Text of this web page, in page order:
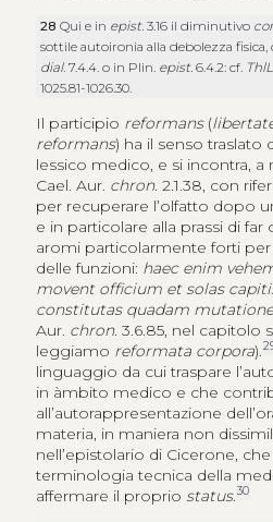
28Qui e in epist. 3.16 il diminutivo
sottile autoironia alla debolezza fisica,
dial.7.4.4. o in Plin. epist. 6.4.2: cf. ThlL
1025.81-1026.30.
Il participio reformans (
reformans) ha il senso traslato
lessico medico, e si incontra,
Cael. Aur. chron. 2.1.38, con
per recuperare l’olfatto dopo
e in particolare alla prassi di far
aromi particolarmente forti
delle funzioni: haec enim
movent officium et solas
constitutas quadam
Aur. chron. 3.6.85, nel capitolo
leggiamo reformata corpora).
linguaggio da cui traspare
in àmbito medico e che
all’autorappresentazione
materia, in maniera non
nell’epistolario di Cicerone,
terminologia tecnica della
affermare il proprio status.30